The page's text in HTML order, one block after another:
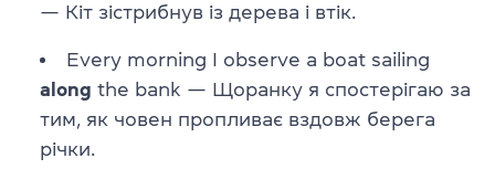
— Кіт зістрибнув із дерева і втік.
Every morning I observe a boat sailing
along the bank — Щоранку я спостерігаю за
тим, як човен пропливає вздовж берега
річки.